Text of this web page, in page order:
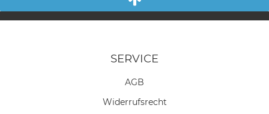
SERVICE
AGB
Widerrufs­recht